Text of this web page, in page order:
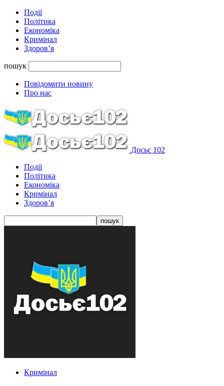
Події
Політика
Економіка
Кримінал
Здоров’я
пошук
Повідомити новину
Про нас
Досьє 102
Події
Політика
Економіка
Кримінал
Здоров’я
Кримінал